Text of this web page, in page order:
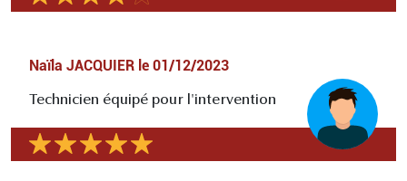
Naïla JACQUIER le 01/12/2023
Technicien équipé pour l'intervention